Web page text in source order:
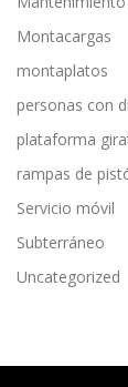
Montacargas
montaplatos
personas con
plataforma
rampas de
Servicio móvil
Subterráneo
Uncategorized